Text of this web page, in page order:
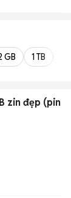
GB 1 TB
zin đẹp (pin